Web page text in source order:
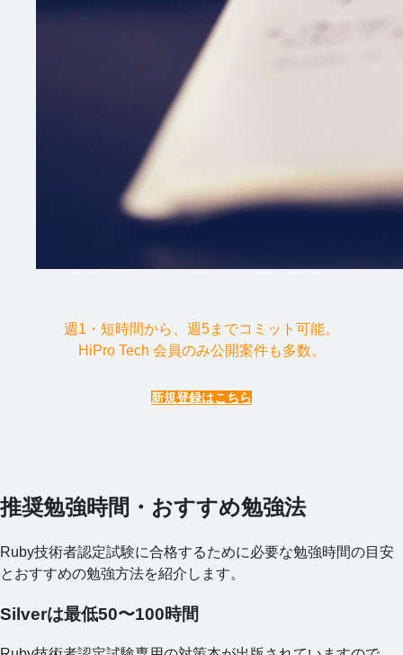
週1・短時間から、週5までコミット可能。
HiPro Tech 会員のみ公開案件も多数。
新規登録はこちら
推奨勉強時間・おすすめ勉強法
Ruby技術者認定試験に合格するために必要な勉強時間の目安
とおすすめの勉強方法を紹介します。
Silverは最低50〜100時間